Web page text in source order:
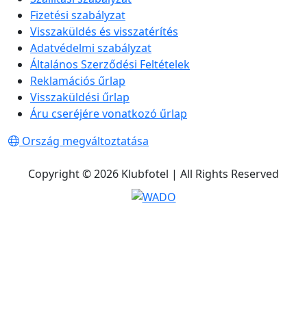
Fizetési szabályzat
Visszaküldés és visszatérítés
Adatvédelmi szabályzat
Általános Szerződési Feltételek
Reklamációs űrlap
Visszaküldési űrlap
Áru cseréjére vonatkozó űrlap
Ország megváltoztatása
Copyright © 2026 Klubfotel | All Rights Reserved